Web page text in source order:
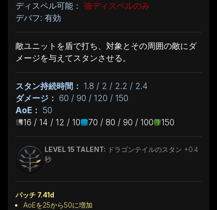
ディスペル可能： 強ディスペルのみ
デバフ: 有効
敵ユニットを盾で打ち、対象とその周囲の敵にダ
メージを与えてスタンさせる。
スタン持続時間： 1.8 / 2 / 2.2 / 2.4
ダメージ： 60 / 90 / 120 / 150
AoE： 50
16 / 14 / 12 / 10
70 / 80 / 90 / 100 150
LEVEL 15 TALENT: ドラゴンテイルのスタン +0.4
秒
パッチ 7.41d
AoEを25から50に増加